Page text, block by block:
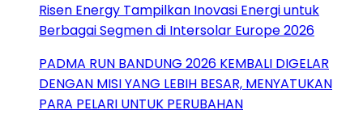
Risen Energy Tampilkan Inovasi Energi untuk
Berbagai Segmen di Intersolar Europe 2026
PADMA RUN BANDUNG 2026 KEMBALI DIGELAR
DENGAN MISI YANG LEBIH BESAR, MENYATUKAN
PARA PELARI UNTUK PERUBAHAN